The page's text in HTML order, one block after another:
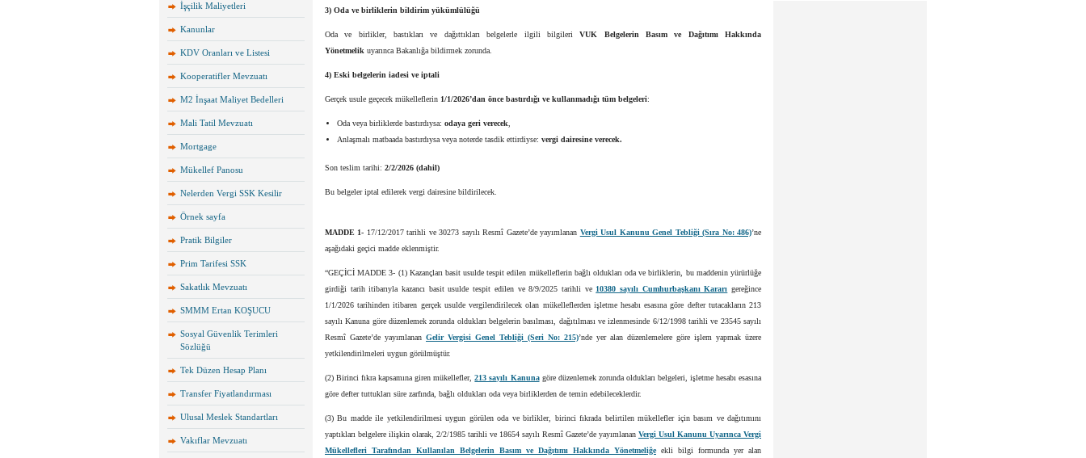
İşçilik Maliyetleri
Kanunlar
KDV Oranları ve Listesi
Kooperatifler Mevzuatı
M2 İnşaat Maliyet Bedelleri
Mali Tatil Mevzuatı
Mortgage
Mükellef Panosu
Nelerden Vergi SSK Kesilir
Örnek sayfa
Pratik Bilgiler
Prim Tarifesi SSK
Sakatlık Mevzuatı
SMMM Ertan KOŞUCU
Sosyal Güvenlik Terimleri
Sözlüğü
Tek Düzen Hesap Planı
Transfer Fiyatlandırması
Ulusal Meslek Standartları
Vakıflar Mevzuatı
3) Oda ve birliklerin bildirim yükümlülüğü
Oda ve birlikler, bastıkları ve dağıttıkları belgelerle ilgili bilgileriVUK Belgelerin Basım ve Dağıtımı Hakkında
Yönetmelik uyarınca Bakanlığa bildirmek zorunda.
4) Eski belgelerin iadesi ve iptali
Gerçek usule geçecek mükelleflerin 1/1/2026’dan önce bastırdığı ve kullanmadığı tüm belgeleri:
Oda veya birliklerde bastırdıysa: odaya geri verecek
Anlaşmalı matbaada bastırdıysa veya noterde tasdik ettirdiyse: vergi dairesine verecek.
Son teslim tarihi: 2/2/2026 (dahil)
Bu belgeler iptal edilerek vergi dairesine bildirilecek.
MADDE 1- 17/12/2017 tarihli ve 30273 sayılı Resmî Gazete’de yayımlanan Vergi Usul Kanunu Genel Tebliği (Sıra No: 486)’ne
aşağıdaki geçici madde eklenmiştir.
“GEÇİCİ MADDE 3- (1) Kazançları basit usulde tespit edilen mükelleflerin bağlı oldukları oda ve birliklerin, bu maddenin yürürlüğe
girdiği tarih itibarıyla kazancı basit usulde tespit edilen ve 8/9/2025 tarihli ve 10380 sayılı Cumhurbaşkanı Kararı gereğince
1/1/2026 tarihinden itibaren gerçek usulde vergilendirilecek olan mükelleflerden işletme hesabı esasına göre defter tutacakların 213
sayılı Kanuna göre düzenlemek zorunda oldukları belgelerin basılması, dağıtılması ve izlenmesinde 6/12/1998 tarihli ve 23545 sayılı
Resmî Gazete’de yayımlanan Gelir Vergisi Genel Tebliği (Seri No: 215)’nde yer alan düzenlemelere göre işlem yapmak üzere
yetkilendirilmeleri uygun görülmüştür.
(2) Birinci fıkra kapsamına giren mükellefler,213 sayılı Kanunagöre düzenlemek zorunda oldukları belgeleri, işletme hesabı esasına
göre defter tuttukları süre zarfında, bağlı oldukları oda veya birliklerden de temin edebileceklerdir.
(3) Bu madde ile yetkilendirilmesi uygun görülen oda ve birlikler, birinci fıkrada belirtilen mükellefler için basım ve dağıtımını
yaptıkları belgelere ilişkin olarak, 2/2/1985 tarihli ve 18654 sayılı Resmî Gazete’de yayımlanan Vergi Usul Kanunu Uyarınca Vergi
Mükellefleri Tarafından Kullanılan Belgelerin Basım ve Dağıtımı Hakkında Yönetmeliğeekli bilgi formunda yer alan